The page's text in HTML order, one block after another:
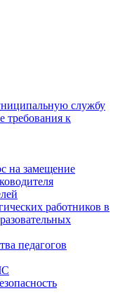
службу
требования к
на замещение
работников в
педагогов